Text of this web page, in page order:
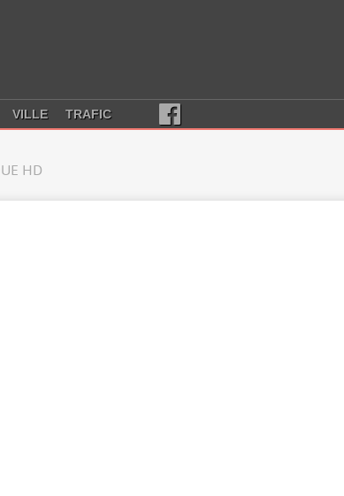
VILLE TRAFIC
HD